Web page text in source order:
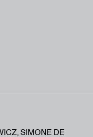
SIMONE DE